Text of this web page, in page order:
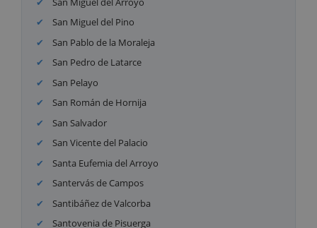
San Miguel del Pino
San Pablo de la Moraleja
San Pedro de Latarce
San Pelayo
San Román de Hornija
San Salvador
San Vicente del Palacio
Santa Eufemia del Arroyo
Santervás de Campos
Santibáñez de Valcorba
Santovenia de Pisuerga